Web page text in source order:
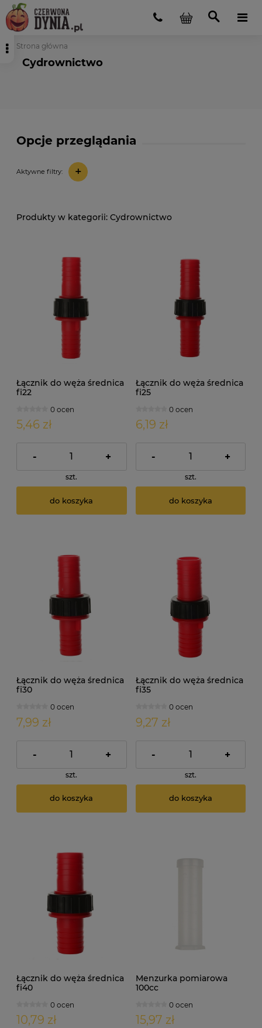
Strona główna
Cydrownictwo
Opcje przeglądania
Aktywne filtry: +
Cydrownictwo
Łącznik do węża średnica
fi22
0 ocen
5,46 zł
- +
szt.
do koszyka
Łącznik do węża średnica
fi25
0 ocen
6,19 zł
- +
szt.
do koszyka
Łącznik do węża średnica
fi30
0 ocen
7,99 zł
- +
szt.
do koszyka
Łącznik do węża średnica
fi35
0 ocen
9,27 zł
- +
szt.
do koszyka
Łącznik do węża średnica
fi40
0 ocen
10,79 zł
Menzurka pomiarowa
100cc
0 ocen
15,97 zł